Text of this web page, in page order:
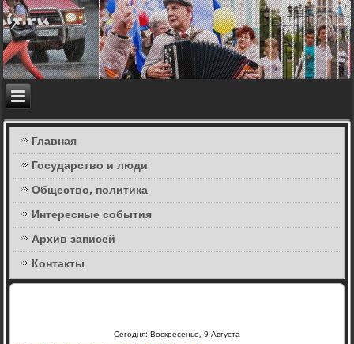
Главная
Государство и люди
Общество, политика
Интересные события
Архив записей
Контакты
Сегодня: Воскресенье, 9 Августа